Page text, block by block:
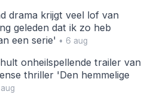
drama krijgt veel lof van
geleden dat ik zo heb
een serie' • 6 aug
onheilspellende trailer van
thriller 'Den hemmelige